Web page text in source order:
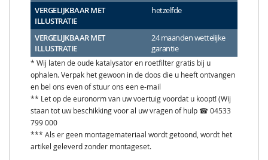
VERGELIJKBAAR MET
ILLUSTRATIE
hetzelfde
VERGELIJKBAAR MET
ILLUSTRATIE
24 maanden wettelijke
garantie
* Wij laten de oude katalysator en roetfilter gratis bij u
ophalen. Verpak het gewoon in de doos die u heeft ontvangen
en bel ons even of stuur ons een e-mail
** Let op de euronorm van uw voertuig voordat u koopt! (Wij
staan tot uw beschikking voor al uw vragen of hulp ☎ 04533
799 000
*** Als er geen montagemateriaal wordt getoond, wordt het
artikel geleverd zonder montageset.